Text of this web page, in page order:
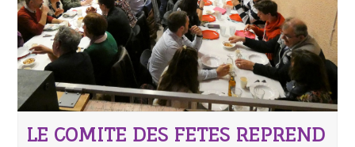
LE COMITE DES FETES REPREND